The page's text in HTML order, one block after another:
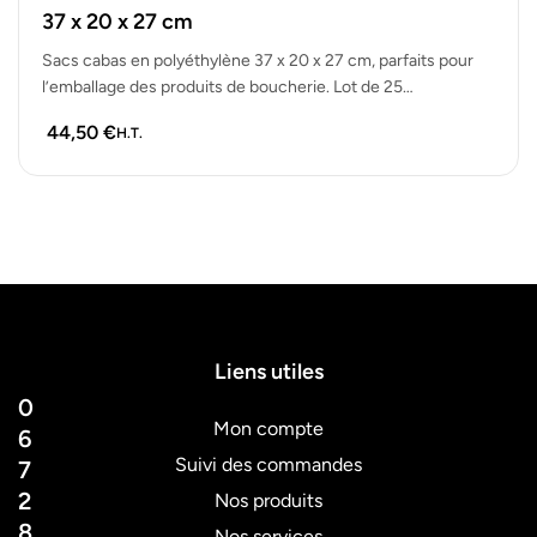
37 x 20 x 27 cm
Sacs cabas en polyéthylène 37 x 20 x 27 cm, parfaits pour
l’emballage des produits de boucherie. Lot de 25…
44,50 €H.T.
0
6
7
2
Liens utiles
Mon compte
Suivi des commandes
Nos produits